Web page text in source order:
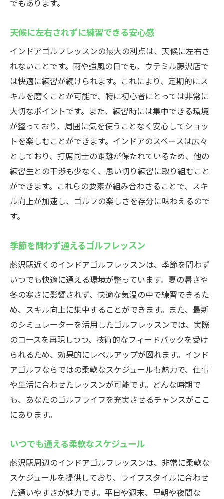
でもあります。
天候に左右されずに練習できる安心感
インドアゴルフレッスンの最大の利点は、天候に左右さ
れないことです。雨や強風の日でも、ウテミル藤沢店で
は快適に練習が続けられます。これにより、定期的にス
キルを磨くことが可能で、特に初心者にとっては非常に
大切なポイントです。また、練習時には集中できる環境
が整っており、周囲に気を使うことなく安心してショッ
トを楽しむことができます。インドアのスペースは広々
としており、打席同士の距離が保たれているため、他の
練習生との干渉も少なく、思い切り練習に取り組むこと
ができます。これらの要素が組み合わさることで、スキ
ル向上が加速し、ゴルフの楽しさを存分に味わえるので
す。
季節を問わず通えるゴルフレッスン
藤沢駅近くのインドアゴルフレッスンは、季節を問わず
いつでも快適に通える環境が整っています。夏の暑さや
冬の寒さに影響されず、快適な気温の中で練習できるた
め、スキル向上に集中することができます。また、最新
のシミュレーターを活用したゴルフレッスンでは、実際
のコースを再現しつつ、技術的なフィードバックを受け
られるため、効果的にレベルアップが図れます。インド
アゴルフならではの柔軟なスケジュールも魅力で、仕事
や生活に合わせたレッスンが可能です。どんな時期で
も、あなたのゴルフライフを充実させるチャンスがここ
にあります。
いつでも通える柔軟なスケジュール
藤沢駅周辺のインドアゴルフレッスンは、非常に柔軟な
スケジュールを提供しており、ライフスタイルに合わせ
た通いやすさが魅力です。平日や週末、早朝や夜間な